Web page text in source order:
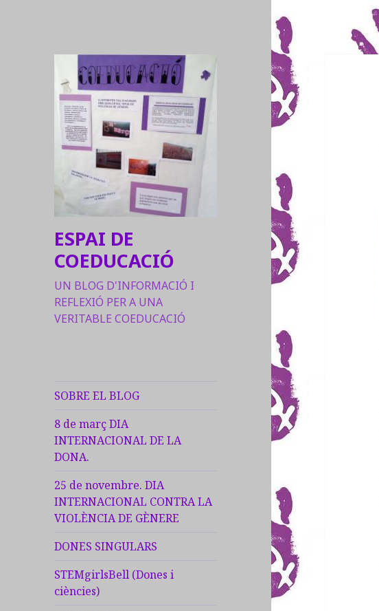
ESPAI DE
COEDUCACIÓ
UN BLOG D'INFORMACIÓ I
REFLEXIÓ PER A UNA
VERITABLE COEDUCACIÓ
SOBRE EL BLOG
8 de març DIA
INTERNACIONAL DE LA
DONA.
25 de novembre. DIA
INTERNACIONAL CONTRA LA
VIOLÈNCIA DE GÈNERE
DONES SINGULARS
STEMgirlsBell (Dones i
ciències)